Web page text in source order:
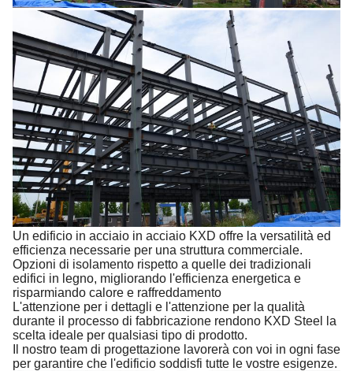
Un edificio in acciaio in acciaio KXD offre la versatilità ed
efficienza necessarie per una struttura commerciale.
Opzioni di isolamento rispetto a quelle dei tradizionali
edifici in legno, migliorando l'efficienza energetica e
risparmiando calore e raffreddamento
L'attenzione per i dettagli e l'attenzione per la qualità
durante il processo di fabbricazione rendono KXD Steel la
scelta ideale per qualsiasi tipo di prodotto.
Il nostro team di progettazione lavorerà con voi in ogni fase
per garantire che l'edificio soddisfi tutte le vostre esigenze.